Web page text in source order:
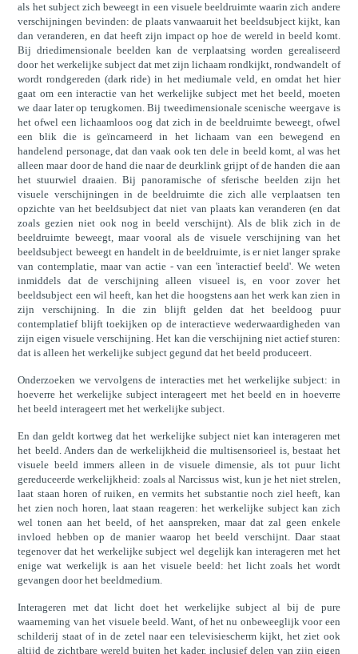
als het subject zich beweegt in een visuele beeldruimte waarin zich andere
verschijningen bevinden: de plaats vanwaaruit het beeldsubject kijkt, kan
dan veranderen, en dat heeft zijn impact op hoe de wereld in beeld komt.
Bij driedimensionale beelden kan de verplaatsing worden gerealiseerd
door het werkelijke subject dat met zijn lichaam rondkijkt, rondwandelt of
wordt rondgereden (dark ride) in het mediumale veld, en omdat het hier
gaat om een interactie van het werkelijke subject met het beeld, moeten
we daar later op terugkomen. Bij tweedimensionale scenische weergave is
het ofwel een lichaamloos oog dat zich in de beeldruimte beweegt, ofwel
een blik die is geïncarneerd in het lichaam van een bewegend en
handelend personage, dat dan vaak ook ten dele in beeld komt, al was het
alleen maar door de hand die naar de deurklink grijpt of de handen die aan
het stuurwiel draaien. Bij panoramische of sferische beelden zijn het
visuele verschijningen in de beeldruimte die zich alle verplaatsen ten
opzichte van het beeldsubject dat niet van plaats kan veranderen (en dat
zoals gezien niet ook nog in beeld verschijnt). Als de blik zich in de
beeldruimte beweegt, maar vooral als de visuele verschijning van het
beeldsubject beweegt en handelt in de beeldruimte, is er niet langer sprake
van contemplatie, maar van actie - van een 'interactief beeld'. We weten
inmiddels dat de verschijning alleen visueel is, en voor zover het
beeldsubject een wil heeft, kan het die hoogstens aan het werk kan zien in
zijn verschijning. In die zin blijft gelden dat het beeldoog puur
contemplatief blijft toekijken op de interactieve wederwaardigheden van
zijn eigen visuele verschijning. Het kan die verschijning niet actief sturen:
dat is alleen het werkelijke subject gegund dat het beeld produceert.
Onderzoeken we vervolgens de interacties met het werkelijke subject: in
hoeverre het werkelijke subject interageert met het beeld en in hoeverre
het beeld interageert met het werkelijke subject.
En dan geldt kortweg dat het werkelijke subject niet kan interageren met
het beeld. Anders dan de werkelijkheid die multisensorieel is, bestaat het
visuele beeld immers alleen in de visuele dimensie, als tot puur licht
gereduceerde werkelijkheid: zoals al Narcissus wist, kun je het niet strelen,
laat staan horen of ruiken, en vermits het substantie noch ziel heeft, kan
het zien noch horen, laat staan reageren: het werkelijke subject kan zich
wel tonen aan het beeld, of het aanspreken, maar dat zal geen enkele
invloed hebben op de manier waarop het beeld verschijnt. Daar staat
tegenover dat het werkelijke subject wel degelijk kan interageren met het
enige wat werkelijk is aan het visuele beeld: het licht zoals het wordt
gevangen door het beeldmedium.
Interageren met dat licht doet het werkelijke subject al bij de pure
waarneming van het visuele beeld. Want, of het nu onbeweeglijk voor een
schilderij staat of in de zetel naar een televisiescherm kijkt, het ziet ook
altijd de zichtbare wereld buiten het kader, inclusief delen van zijn eigen